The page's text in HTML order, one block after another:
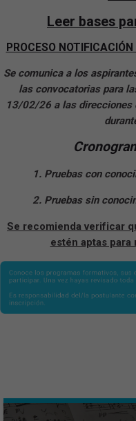
Leer bases
PROCESO
Se comunica a los
las convocatorias para
13/02/26 a las direcciones
1. Pruebas con
2. Pruebas sin
Se recomienda verificar
estén aptas